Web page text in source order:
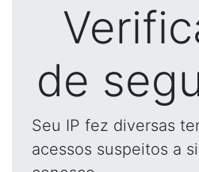
de
Seu IP fez diversas
acessos suspeitos a